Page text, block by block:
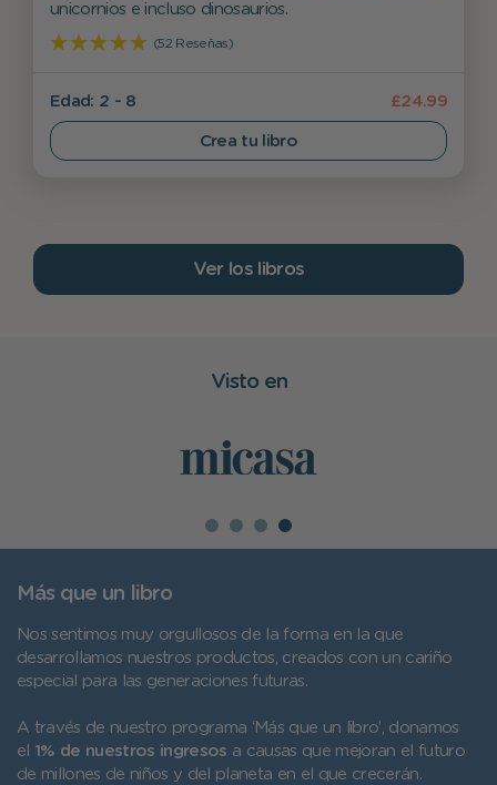
unicornios e incluso dinosaurios.
(52 Reseñas)
£24.99
Edad: 2 - 8
Crea tu libro
Ver los libros
Visto en
Más que un libro
Nos sentimos muy orgullosos de la forma en la que
desarrollamos nuestros productos, creados con un cariño
especial para las generaciones futuras.
A través de nuestro programa ‘Más que un libro’, donamos
el 1% de nuestros ingresos a causas que mejoran el futuro
de millones de niños y del planeta en el que crecerán.